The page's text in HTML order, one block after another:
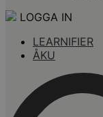
LOGGA IN
LEARNIFIER
ÅKU